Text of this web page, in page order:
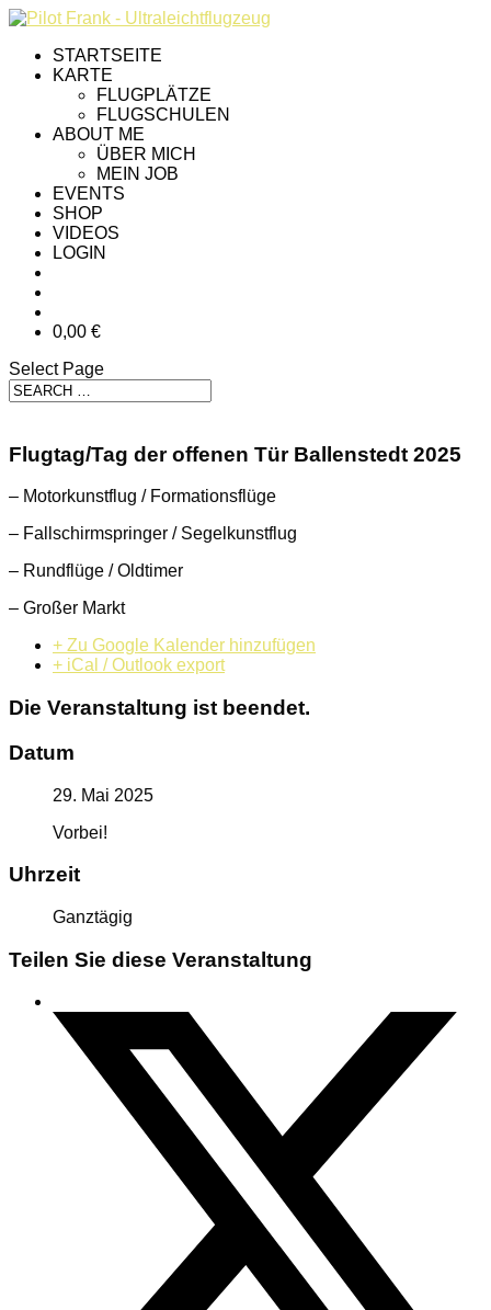
STARTSEITE
KARTE
FLUGPLÄTZE
FLUGSCHULEN
ABOUT ME
ÜBER MICH
MEIN JOB
EVENTS
SHOP
VIDEOS
LOGIN
0,00 €
Select Page
Flugtag/Tag der offenen Tür Ballenstedt 2025
– Motorkunstflug / Formationsflüge
– Fallschirmspringer / Segelkunstflug
– Rundflüge / Oldtimer
– Großer Markt
+ Zu Google Kalender hinzufügen
+ iCal / Outlook export
Die Veranstaltung ist beendet.
Datum
29. Mai 2025
Vorbei!
Uhrzeit
Ganztägig
Teilen Sie diese Veranstaltung